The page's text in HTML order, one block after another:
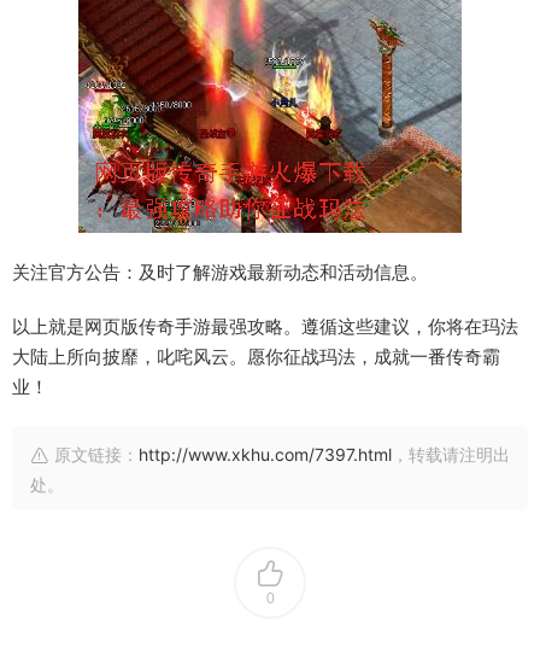
关注官方公告：及时了解游戏最新动态和活动信息。
以上就是网页版传奇手游最强攻略。遵循这些建议，你将在玛法
大陆上所向披靡，叱咤风云。愿你征战玛法，成就一番传奇霸
业！
原文链接： http://www.xkhu.com/7397.html ，转载请注明出
处。
0